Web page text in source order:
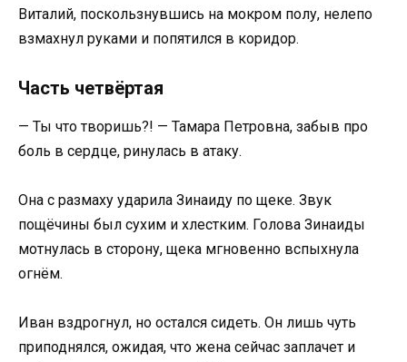
Виталий, поскользнувшись на мокром полу, нелепо
взмахнул руками и попятился в коридор.
Часть четвёртая
— Ты что творишь?! — Тамара Петровна, забыв про
боль в сердце, ринулась в атаку.
Она с размаху ударила Зинаиду по щеке. Звук
пощёчины был сухим и хлестким. Голова Зинаиды
мотнулась в сторону, щека мгновенно вспыхнула
огнём.
Иван вздрогнул, но остался сидеть. Он лишь чуть
приподнялся, ожидая, что жена сейчас заплачет и